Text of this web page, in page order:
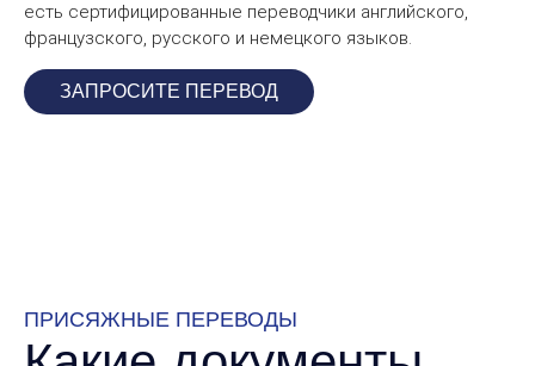
есть сертифицированные переводчики английского,
французского, русского и немецкого языков.
ЗАПРОСИТЕ ПЕРЕВОД
ПРИСЯЖНЫЕ ПЕРЕВОДЫ